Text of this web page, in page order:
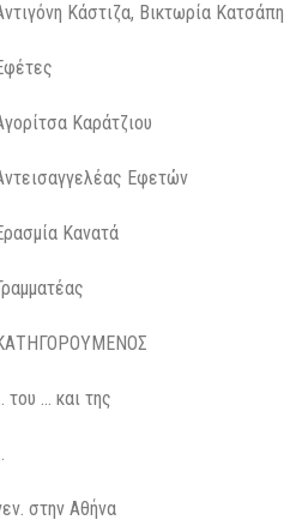
Κάστιζα, Βικτωρία Κατσάπη
Καράτζιου
Εφετών
Κανατά
του … και της
στην Αθήνα